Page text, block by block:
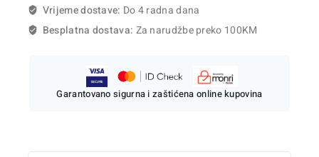
Vrijeme dostave: Do 4 radna dana
Besplatna dostava: Za narudžbe preko 100KM
Garantovano sigurna i zaštićena online kupovina